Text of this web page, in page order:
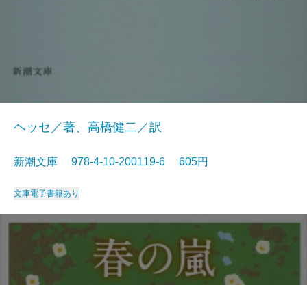
ヘッセ／著、高橋健二／訳
新潮文庫 978-4-10-200119-6 605円
文庫電子書籍あり